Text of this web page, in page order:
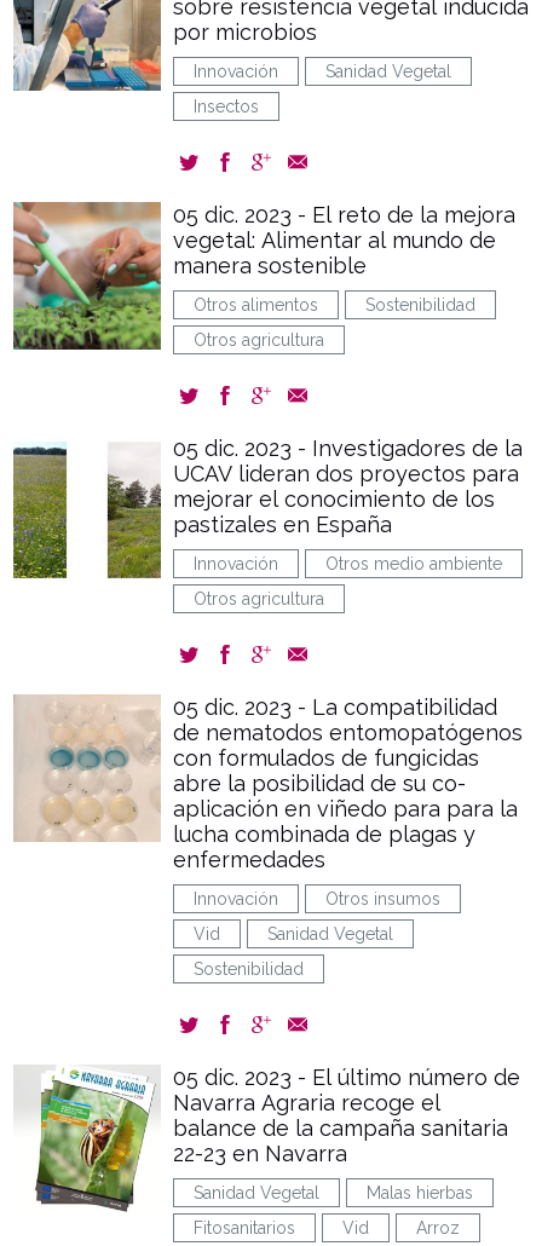
sobre resistencia vegetal inducida
por microbios
Innovación
Sanidad Vegetal
Insectos
05 dic. 2023 - El reto de la mejora
vegetal: Alimentar al mundo de
manera sostenible
Otros alimentos
Sostenibilidad
Otros agricultura
05 dic. 2023 - Investigadores de la
UCAV lideran dos proyectos para
mejorar el conocimiento de los
pastizales en España
Innovación
Otros medio ambiente
Otros agricultura
05 dic. 2023 - La compatibilidad
de nematodos entomopatógenos
con formulados de fungicidas
abre la posibilidad de su co-
aplicación en viñedo para para la
lucha combinada de plagas y
enfermedades
Innovación
Otros insumos
Vid
Sanidad Vegetal
Sostenibilidad
05 dic. 2023 - El último número de
Navarra Agraria recoge el
balance de la campaña sanitaria
22-23 en Navarra
Sanidad Vegetal
Malas hierbas
Fitosanitarios
Vid Arroz